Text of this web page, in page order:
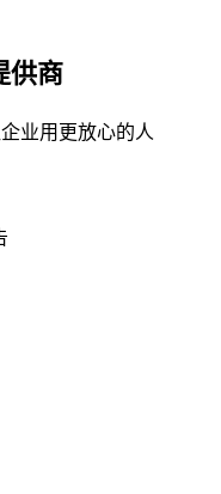
供商
业用更放心的人